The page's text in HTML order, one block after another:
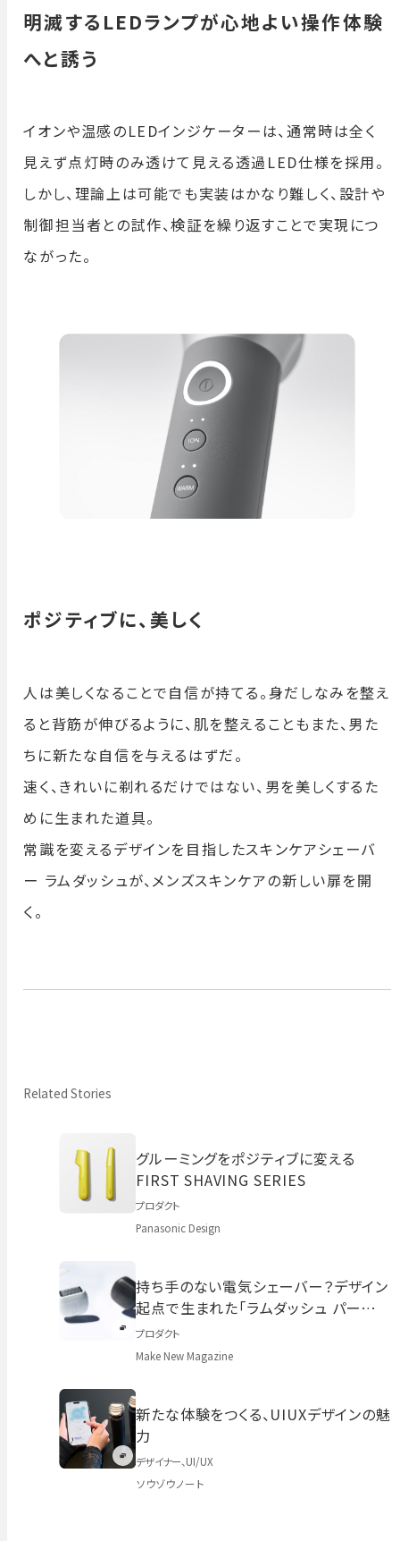
明滅するLEDランプが心地よい操作体験
へと誘う
イオンや温感のLEDインジケーターは、通常時は全く
見えず点灯時のみ透けて見える透過LED仕様を採用。
しかし、理論上は可能でも実装はかなり難しく、設計や
制御担当者との試作、検証を繰り返すことで実現につ
ながった。
ポジティブに、美しく
人は美しくなることで自信が持てる。身だしなみを整え
ると背筋が伸びるように、肌を整えることもまた、男た
ちに新たな自信を与えるはずだ。
速く、きれいに剃れるだけではない、男を美しくするた
めに生まれた道具。
常識を変えるデザインを目指したスキンケアシェーバ
ー ラムダッシュが、メンズスキンケアの新しい扉を開
く。
Related Stories
グルーミングをポジティブに変える
FIRST SHAVING SERIES
プロダクト
Panasonic Design
持ち手のない電気シェーバー？デザイン
起点で生まれた「ラムダッシュ パームイ
ン」の開発秘話
プロダクト
Make New Magazine
新たな体験をつくる、UIUXデザインの魅
力
デザイナー UI/UX
ソウゾウノート